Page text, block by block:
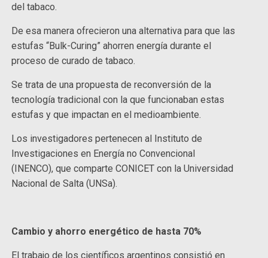
del tabaco.
De esa manera ofrecieron una alternativa para que las
estufas “Bulk-Curing” ahorren energía durante el
proceso de curado de tabaco.
Se trata de una propuesta de reconversión de la
tecnología tradicional con la que funcionaban estas
estufas y que impactan en el medioambiente.
Los investigadores pertenecen al Instituto de
Investigaciones en Energía no Convencional
(INENCO), que comparte CONICET con la Universidad
Nacional de Salta (UNSa).
Cambio y ahorro energético de hasta 70%
El trabajo de los científicos argentinos consistió en